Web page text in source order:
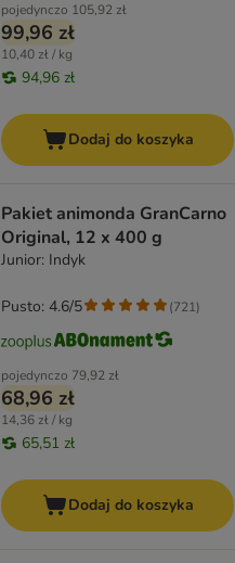
pojedynczo 105,92 zł
99,96 zł
10,40 zł / kg
94,96 zł
Dodaj do koszyka
Pakiet animonda GranCarno
Original, 12 x 400 g
Junior: Indyk
pojedynczo 79,92 zł
68,96 zł
14,36 zł / kg
65,51 zł
Pusto: 4.6/5 (721)
Dodaj do koszyka